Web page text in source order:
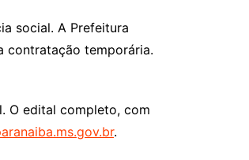
social. A Prefeitura
contratação temporária.
O edital completo, com
.